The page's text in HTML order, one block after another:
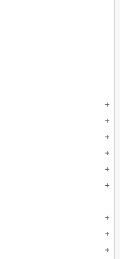
add
add
add
add
add
add
add
add
add